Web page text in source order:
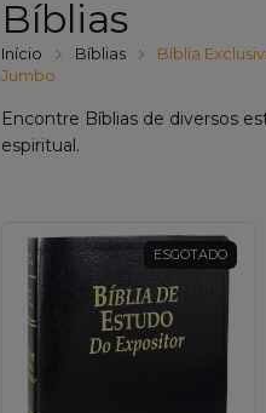
Bíblias
Início Bíblias
Bíblia
Jumbo
Encontre Bíblias de diversos
espiritual.
ESGOTADO